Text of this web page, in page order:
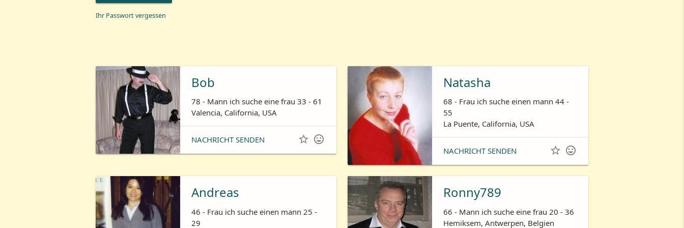
Ihr Passwort vergessen
Bob
78 - Mann ich suche eine frau 33 - 61
Valencia, California, USA
NACHRICHT SENDEN  
Natasha
68 - Frau ich suche einen mann 44 -
55
La Puente, California, USA
NACHRICHT SENDEN  
Andreas
46 - Frau ich suche einen mann 25 -
29
Ronny789
66 - Mann ich suche eine frau 20 - 36
Hemiksem, Antwerpen, Belgien